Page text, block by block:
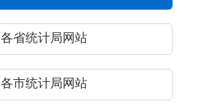
各省统计局网站
各市统计局网站